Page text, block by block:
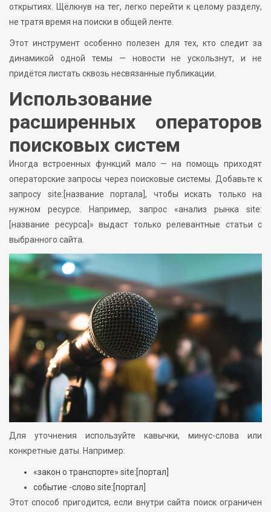
открытиях. Щёлкнув на тег, легко перейти к целому разделу,
не тратя время на поиски в общей ленте.
Этот инструмент особенно полезен для тех, кто следит за
динамикой одной темы — новости не ускользнут, и не
придётся листать сквозь несвязанные публикации.
Использование
расширенных операторов
поисковых систем
Иногда встроенных функций мало — на помощь приходят
операторские запросы через поисковые системы. Добавьте к
запросу site:[название портала], чтобы искать только на
нужном ресурсе. Например, запрос «анализ рынка site:
[название ресурса]» выдаст только релевантные статьи с
выбранного сайта.
Для уточнения используйте кавычки, минус-слова или
конкретные даты. Например:
«закон о транспорте» site:[портал]
событие -слово site:[портал]
Этот способ пригодится, если внутри сайта поиск ограничен